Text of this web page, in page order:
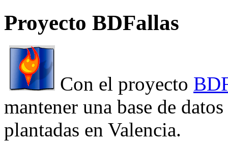
Proyecto BDFallas
Con el proyecto
mantener una base de
plantadas en Valencia.